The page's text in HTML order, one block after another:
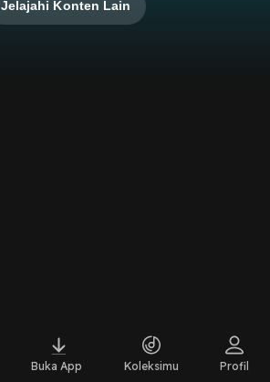
Jelajahi Konten Lain
Buka App Koleksimu Profil